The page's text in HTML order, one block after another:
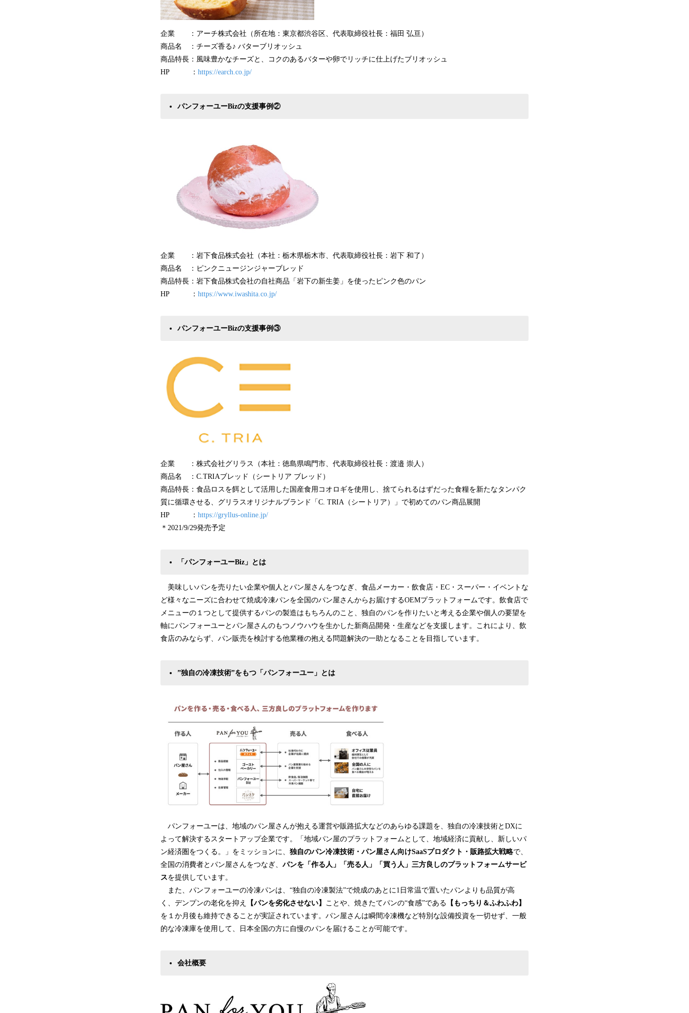
企業 ：アーチ株式会社（所在地：東京都渋谷区、代表取締役社長：福田 弘亘）
商品名 ：チーズ香る♪ バターブリオッシュ
商品特長：風味豊かなチーズと、コクのあるバターや卵でリッチに仕上げたブリオッシュ
HP ： https://earch.co.jp/
パンフォーユーBizの支援事例②
企業 ：岩下食品株式会社（本社：栃木県栃木市、代表取締役社長：岩下 和了）
商品名 ：ピンクニュージンジャーブレッド
商品特長：岩下食品株式会社の自社商品「岩下の新生姜」を使ったピンク色のパン
HP ： https://www.iwashita.co.jp/
パンフォーユーBizの支援事例③
企業 ：株式会社グリラス（本社：徳島県鳴門市、代表取締役社長：渡邉 崇⼈）
商品名 ：C.TRIAブレッド（シートリア ブレッド）
商品特長：食品ロスを餌として活用した国産食用コオロギを使用し、捨てられるはずだった食糧を新たなタンパク
質に循環させる、グリラスオリジナルブランド「C. TRIA（シートリア）」で初めてのパン商品展開
HP ： https://gryllus-online.jp/
＊2021/9/29発売予定
「パンフォーユーBiz」とは
美味しいパンを売りたい企業や個人とパン屋さんをつなぎ、食品メーカー・飲食店・EC・スーパー・イベントな
ど様々なニーズに合わせて焼成冷凍パンを全国のパン屋さんからお届けするOEMプラットフォームです。飲食店で
メニューの１つとして提供するパンの製造はもちろんのこと、独自のパンを作りたいと考える企業や個人の要望を
軸にパンフォーユーとパン屋さんのもつノウハウを生かした新商品開発・生産などを支援します。これにより、飲
食店のみならず、パン販売を検討する他業種の抱える問題解決の一助となることを目指しています。
”独自の冷凍技術”をもつ「パンフォーユー」とは
パンフォーユーは、地域のパン屋さんが抱える運営や販路拡大などのあらゆる課題を、独自の冷凍技術とDXに
よって解決するスタートアップ企業です。「地域パン屋のプラットフォームとして、地域経済に貢献し、新しいパ
ン経済圏をつくる。」をミッションに、 独自のパン冷凍技術・パン屋さん向けSaaSプロダクト・販路拡大戦略で、
全国の消費者とパン屋さんをつなぎ、 パンを「作る人」「売る人」「買う人」三方良しのプラットフォームサービ
スを提供しています。
また、パンフォーユーの冷凍パンは、“独自の冷凍製法”で焼成のあとに1日常温で置いたパンよりも品質が高
く、デンプンの老化を抑え
【パンを劣化させない】 ことや、焼きたてパンの“食感”である 【もっちり＆ふわふわ】
を１か月後も維持できることが実証されています。パン屋さんは瞬間冷凍機など特別な設備投資を一切せず、一般
的な冷凍庫を使用して、日本全国の方に自慢のパンを届けることが可能です。
会社概要